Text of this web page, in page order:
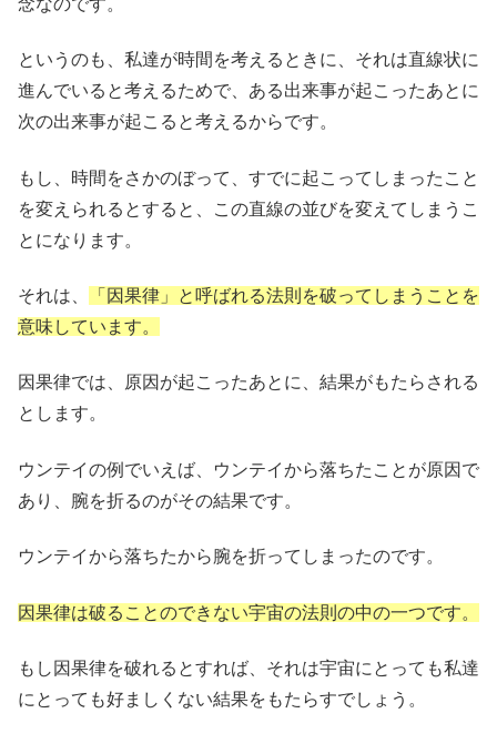
というのも、私達が時間を考えるときに、それは直線状に
進んでいると考えるためで、ある出来事が起こったあとに
次の出来事が起こると考えるからです。
もし、時間をさかのぼって、すでに起こってしまったこと
を変えられるとすると、この直線の並びを変えてしまうこ
とになります。
それは、
「因果律」と呼ばれる法則を破ってしまうことを
意味しています。
因果律では、原因が起こったあとに、結果がもたらされる
とします。
ウンテイの例でいえば、ウンテイから落ちたことが原因で
あり、腕を折るのがその結果です。
ウンテイから落ちたから腕を折ってしまったのです。
因果律は破ることのできない宇宙の法則の中の一つです。
もし因果律を破れるとすれば、それは宇宙にとっても私達
にとっても好ましくない結果をもたらすでしょう。